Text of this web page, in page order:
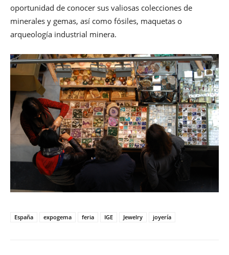
oportunidad de conocer sus valiosas colecciones de
minerales y gemas, así como fósiles, maquetas o
arqueología industrial minera.
España expogema feria IGE Jewelry joyería